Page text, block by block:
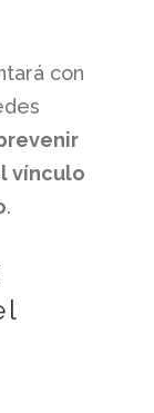
con
vínculo
.